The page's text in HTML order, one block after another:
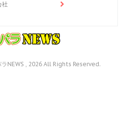
社
NEWS , 2026 All Rights Reserved.